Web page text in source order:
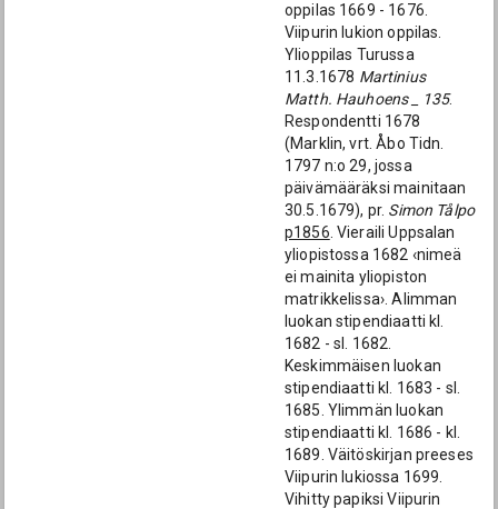
oppilas 1669 - 1676.
Viipurin lukion oppilas.
Ylioppilas Turussa
11.3.1678 Martinius
Matth. Hauhoens _ 135.
Respondentti 1678
(Marklin, vrt. Åbo Tidn.
1797 n:o 29, jossa
päivämääräksi mainitaan
30.5.1679), pr. Simon Tålpo
p1856 . Vieraili Uppsalan
yliopistossa 1682 ‹nimeä
ei mainita yliopiston
matrikkelissa›. Alimman
luokan stipendiaatti kl.
1682 - sl. 1682.
Keskimmäisen luokan
stipendiaatti kl. 1683 - sl.
1685. Ylimmän luokan
stipendiaatti kl. 1686 - kl.
1689. Väitöskirjan preeses
Viipurin lukiossa 1699.
Vihitty papiksi Viipurin